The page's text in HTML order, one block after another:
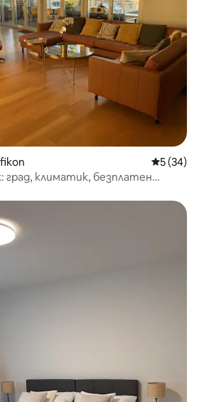
Средна
5 (34)
град, климатик, безплатен